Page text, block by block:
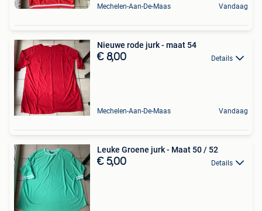
Mechelen-Aan-De-Maas Vandaag
Nieuwe rode jurk - maat 54
€ 8,00 Details
Mechelen-Aan-De-Maas Vandaag
Leuke Groene jurk - Maat 50 / 52
€ 5,00 Details